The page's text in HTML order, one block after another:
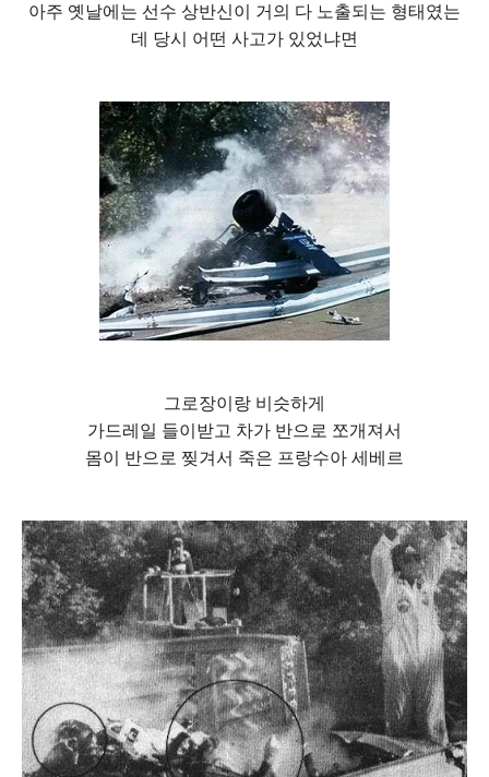
아주 옛날에는 선수 상반신이 거의 다 노출되는 형태였는
데 당시 어떤 사고가 있었냐면
그로장이랑 비슷하게
가드레일 들이받고 차가 반으로 쪼개져서
몸이 반으로 찢겨서 죽은 프랑수아 세베르